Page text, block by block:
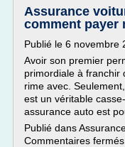
Assurance
comment payer
Publié le 6 novembre
Avoir son premier
primordiale à franchir
rime avec.
est un véritable
assurance auto est
Publié dans
Commentaires fermés